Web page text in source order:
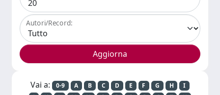
Autori/Record:
Vai a: 0-9 A B C D E F G H
I